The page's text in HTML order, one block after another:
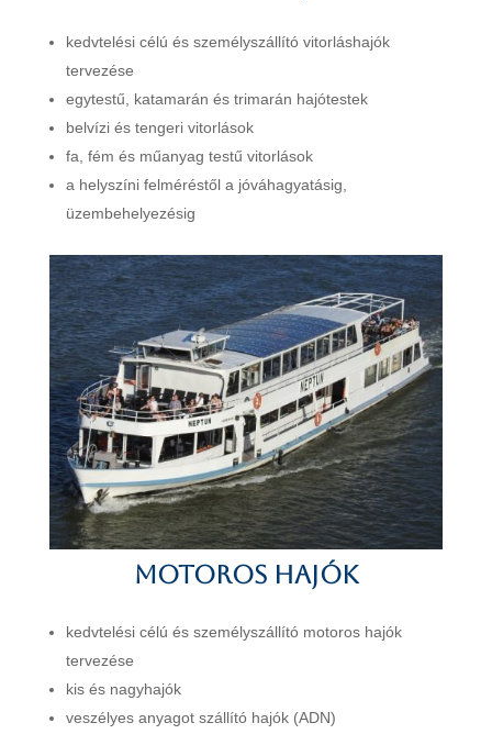
kedvtelési célú és személyszállító vitorláshajók
tervezése
egytestű, katamarán és trimarán hajótestek
belvízi és tengeri vitorlások
fa, fém és műanyag testű vitorlások
a helyszíni felméréstől a jóváhagyatásig,
üzembehelyezésig
Motoros hajók
kedvtelési célú és személyszállító motoros hajók
tervezése
kis és nagyhajók
veszélyes anyagot szállító hajók (ADN)